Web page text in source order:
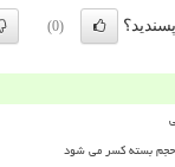
(0)
حجم بسته کسر می شود